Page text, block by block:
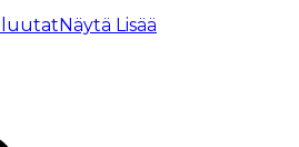
Näytä Lisää